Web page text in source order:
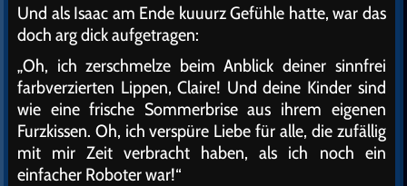
Und als Isaac am Ende kuuurz Gefühle hatte, war das
doch arg dick aufgetragen:
„Oh, ich zerschmelze beim Anblick deiner sinnfrei
farbverzierten Lippen, Claire! Und deine Kinder sind
wie eine frische Sommerbrise aus ihrem eigenen
Furzkissen. Oh, ich verspüre Liebe für alle, die zufällig
mit mir Zeit verbracht haben, als ich noch ein
einfacher Roboter war!“